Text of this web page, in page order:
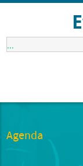
...
Agenda